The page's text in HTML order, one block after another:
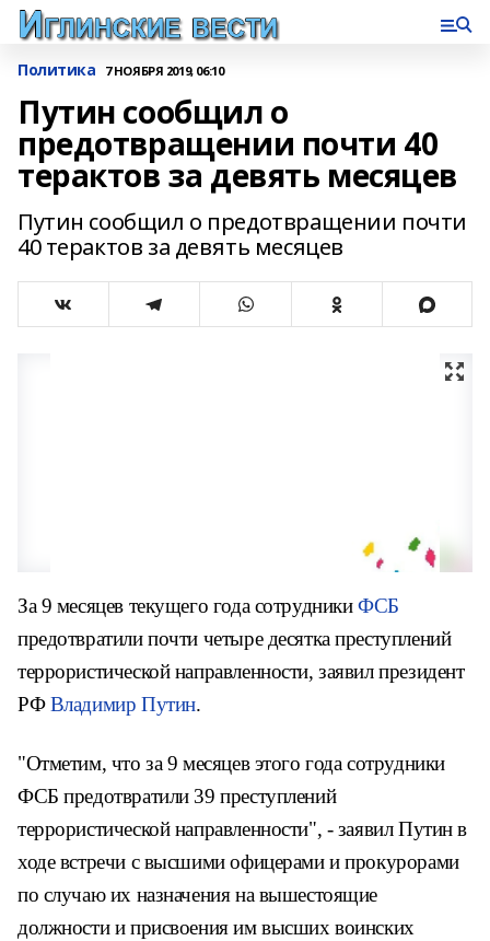
Политика 7 НОЯБРЯ 2019, 06:10
Путин сообщил о
предотвращении почти 40
терактов за девять месяцев
Путин сообщил о предотвращении почти
40 терактов за девять месяцев
За 9 месяцев текущего года сотрудникиФСБ
предотвратили почти четыре десятка преступлений
террористической направленности, заявил президент
РФВладимир Путин.
"Отметим, что за 9 месяцев этого года сотрудники
ФСБ предотвратили 39 преступлений
террористической направленности", - заявил Путин в
ходе встречи с высшими офицерами и прокурорами
по случаю их назначения на вышестоящие
должности и присвоения им высших воинских